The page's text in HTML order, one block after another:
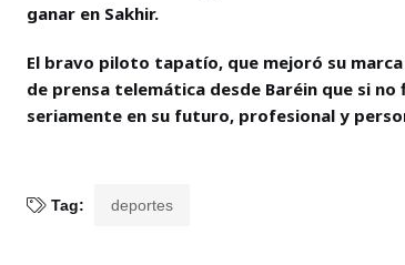
ganar en Sakhir.
El bravo piloto tapatío, que mejoró su
de prensa telemática desde Baréin que si
seriamente en su futuro, profesional y
Tag: deportes